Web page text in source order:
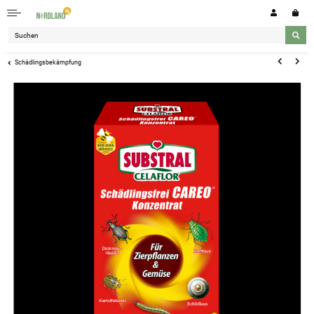
Schädlingsbekämpfung